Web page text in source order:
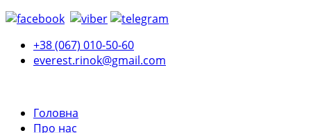
+38 (067) 010-50-60
everest.rinok@gmail.com
Головна
Про нас